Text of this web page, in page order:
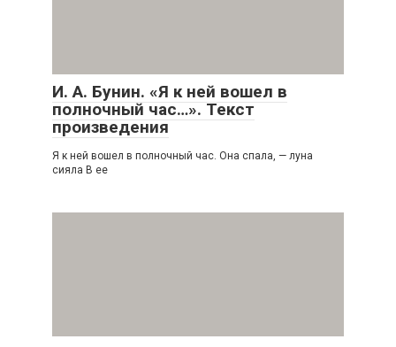
И. А. Бунин. «Я к ней вошел в
полночный час…». Текст
произведения
Я к ней вошел в полночный час. Она спала, — луна
сияла В ее